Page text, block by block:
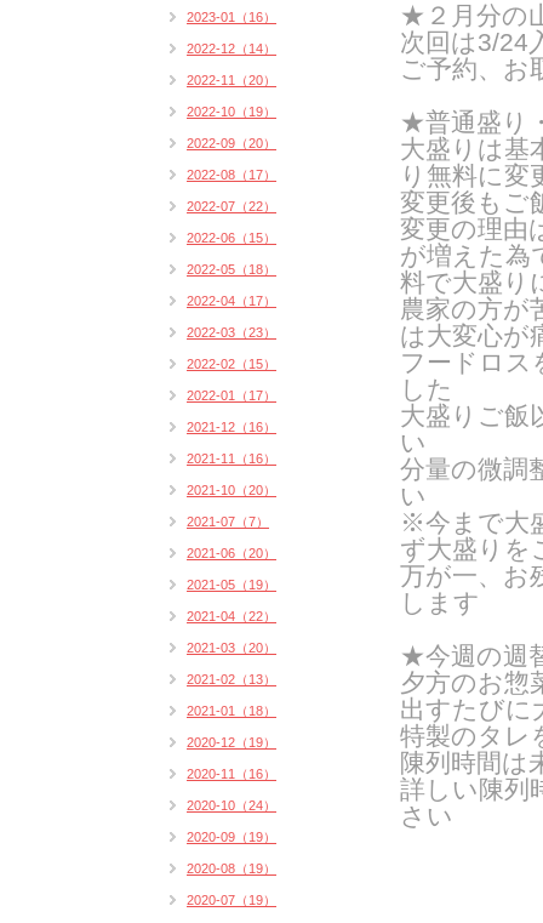
★２月分の
次回は3/24
ご予約、お
★普通盛り
大盛りは基
り無料に変
変更後もご
変更の理由
が増えた為
料で大盛り
農家の方が
は大変心が
フードロス
した
大盛りご飯
い
分量の微調
い
※今まで大
ず大盛りを
万が一、お
します
★今週の週
夕方のお惣
出すたびに
特製のタレ
陳列時間は
詳しい陳列
さい
2023-01（16）
2022-12（14）
2022-11（20）
2022-10（19）
2022-09（20）
2022-08（17）
2022-07（22）
2022-06（15）
2022-05（18）
2022-04（17）
2022-03（23）
2022-02（15）
2022-01（17）
2021-12（16）
2021-11（16）
2021-10（20）
2021-07（7）
2021-06（20）
2021-05（19）
2021-04（22）
2021-03（20）
2021-02（13）
2021-01（18）
2020-12（19）
2020-11（16）
2020-10（24）
2020-09（19）
2020-08（19）
2020-07（19）